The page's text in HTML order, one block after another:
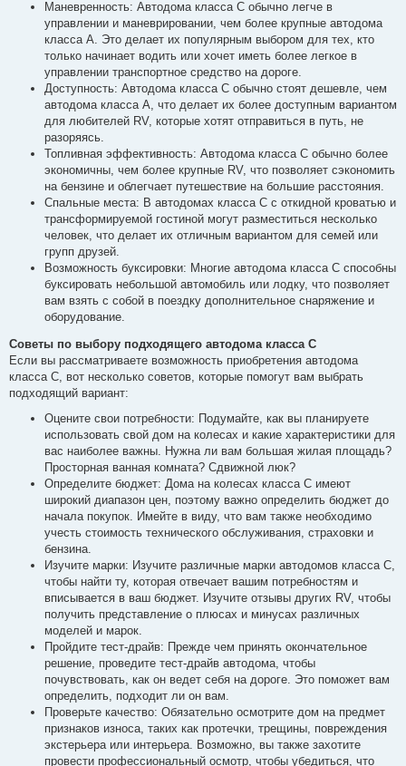
Маневренность: Автодома класса С обычно легче в
управлении и маневрировании, чем более крупные автодома
класса А. Это делает их популярным выбором для тех, кто
только начинает водить или хочет иметь более легкое в
управлении транспортное средство на дороге.
Доступность: Автодома класса C обычно стоят дешевле, чем
автодома класса A, что делает их более доступным вариантом
для любителей RV, которые хотят отправиться в путь, не
разоряясь.
Топливная эффективность: Автодома класса C обычно более
экономичны, чем более крупные RV, что позволяет сэкономить
на бензине и облегчает путешествие на большие расстояния.
Спальные места: В автодомах класса C с откидной кроватью и
трансформируемой гостиной могут разместиться несколько
человек, что делает их отличным вариантом для семей или
групп друзей.
Возможность буксировки: Многие автодома класса C способны
буксировать небольшой автомобиль или лодку, что позволяет
вам взять с собой в поездку дополнительное снаряжение и
оборудование.
Советы по выбору подходящего автодома класса С
Если вы рассматриваете возможность приобретения автодома
класса С, вот несколько советов, которые помогут вам выбрать
подходящий вариант:
Оцените свои потребности: Подумайте, как вы планируете
использовать свой дом на колесах и какие характеристики для
вас наиболее важны. Нужна ли вам большая жилая площадь?
Просторная ванная комната? Сдвижной люк?
Определите бюджет: Дома на колесах класса C имеют
широкий диапазон цен, поэтому важно определить бюджет до
начала покупок. Имейте в виду, что вам также необходимо
учесть стоимость технического обслуживания, страховки и
бензина.
Изучите марки: Изучите различные марки автодомов класса C,
чтобы найти ту, которая отвечает вашим потребностям и
вписывается в ваш бюджет. Изучите отзывы других RV, чтобы
получить представление о плюсах и минусах различных
моделей и марок.
Пройдите тест-драйв: Прежде чем принять окончательное
решение, проведите тест-драйв автодома, чтобы
почувствовать, как он ведет себя на дороге. Это поможет вам
определить, подходит ли он вам.
Проверьте качество: Обязательно осмотрите дом на предмет
признаков износа, таких как протечки, трещины, повреждения
экстерьера или интерьера. Возможно, вы также захотите
провести профессиональный осмотр, чтобы убедиться, что